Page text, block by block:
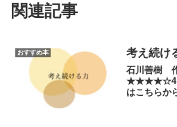
関連記事
おすすめ本 考え続け
石川善樹
★★★★☆4
はこちらか